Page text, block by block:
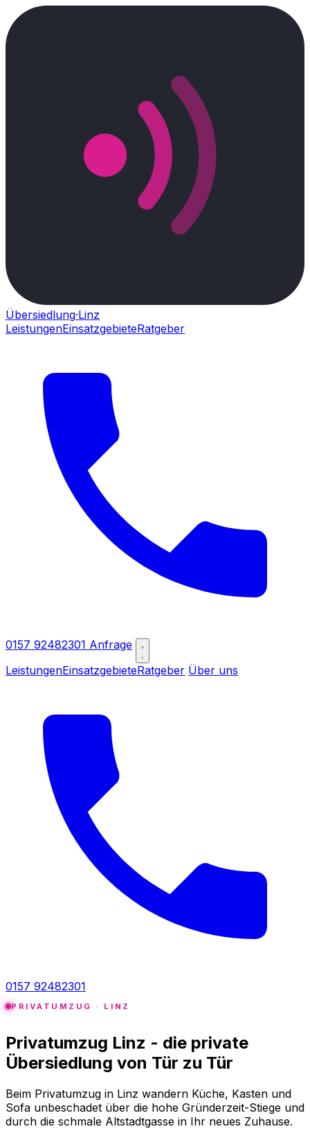
Übersiedlung·Linz
LeistungenEinsatzgebieteRatgeber
0157 92482301 Anfrage
LeistungenEinsatzgebieteRatgeber Über uns
0157 92482301
PRIVATUMZUG · LINZ
Privatumzug Linz - die private
Übersiedlung von Tür zu Tür
Beim Privatumzug in Linz wandern Küche, Kasten und
Sofa unbeschadet über die hohe Gründerzeit-Stiege und
durch die schmale Altstadtgasse in Ihr neues Zuhause.